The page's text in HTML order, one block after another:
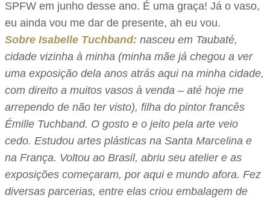
SPFW em junho desse ano. É uma graça! Já o vaso,
eu ainda vou me dar de presente, ah eu vou.
Sobre Isabelle Tuchband: nasceu em Taubaté,
cidade vizinha à minha (minha mãe já chegou a ver
uma exposição dela anos atrás aqui na minha cidade,
com direito a muitos vasos à venda – até hoje me
arrependo de não ter visto), filha do pintor francês
Émille Tuchband. O gosto e o jeito pela arte veio
cedo. Estudou artes plásticas na Santa Marcelina e
na França. Voltou ao Brasil, abriu seu atelier e as
exposições começaram, por aqui e mundo afora. Fez
diversas parcerias, entre elas criou embalagem de